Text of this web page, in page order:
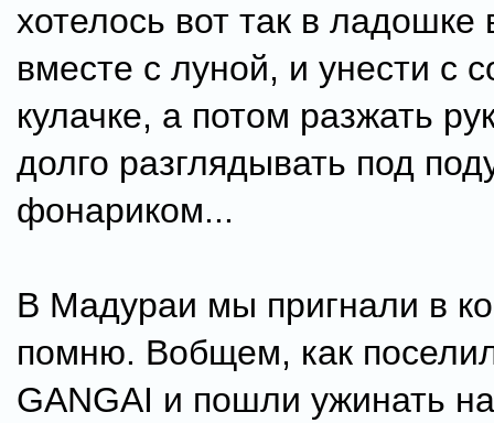
хотелось вот так в ладошке
вместе с луной, и унести с
кулачке, а потом разжать
долго разглядывать под
фонариком...
В Мадураи мы пригнали в
помню. Вобщем, как
GANGAI и пошли ужинать